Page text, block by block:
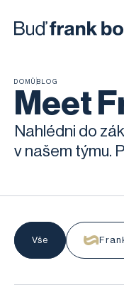
DOMŮ BLOG
Meet
Nahlédni do
v našem týmu.
Vše
Vše